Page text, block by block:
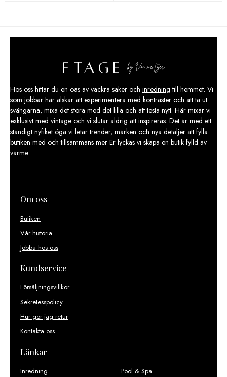
Hos oss hittar du en oas av vackra saker och inredning till hemmet. Vi
som jobbar här älskar att experimentera med kontraster och att ta ut
svängarna, mixa det stora med det lilla och att testa nytt. Här mixar vi
exklusivt med vintage och vi slutar aldrig att inspireras. Det är med ett
ständigt nyfiket öga vi letar trender, märken och nya detaljer att fylla
butiken med och tillsammans mer Er lyckas vi skapa en butik fylld av
värme
Om oss
Butiken
Vår historia
Jobba hos oss
Kundservice
Försäljningsvillkor
Sekretesspolicy
Hur gör jag retur
Kontakta oss
Länkar
Inredning Pool & Spa